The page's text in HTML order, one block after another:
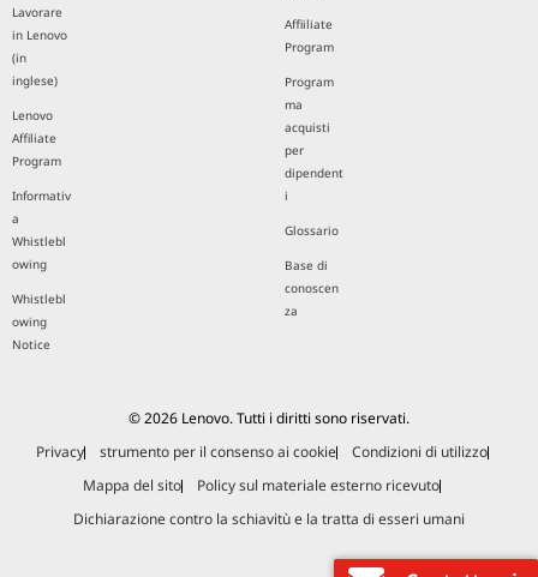
Lavorare
in Lenovo
(in
inglese)
Lenovo
Affiliate
Program
Informativ
a
Whistlebl
owing
Whistlebl
owing
Notice
Affiiliate
Program
Program
ma
acquisti
per
dipendent
i
Glossario
Base di
conoscen
za
© 2026 Lenovo. Tutti i diritti sono riservati.
Privacy
strumento per il consenso ai cookie
Condizioni di utilizzo
Mappa del sito
Policy sul materiale esterno ricevuto
Dichiarazione contro la schiavitù e la tratta di esseri umani